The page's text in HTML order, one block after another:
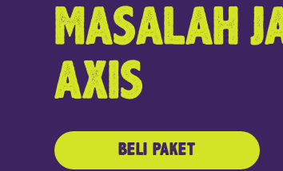
MASALAH
AXIS
BELI PAKET